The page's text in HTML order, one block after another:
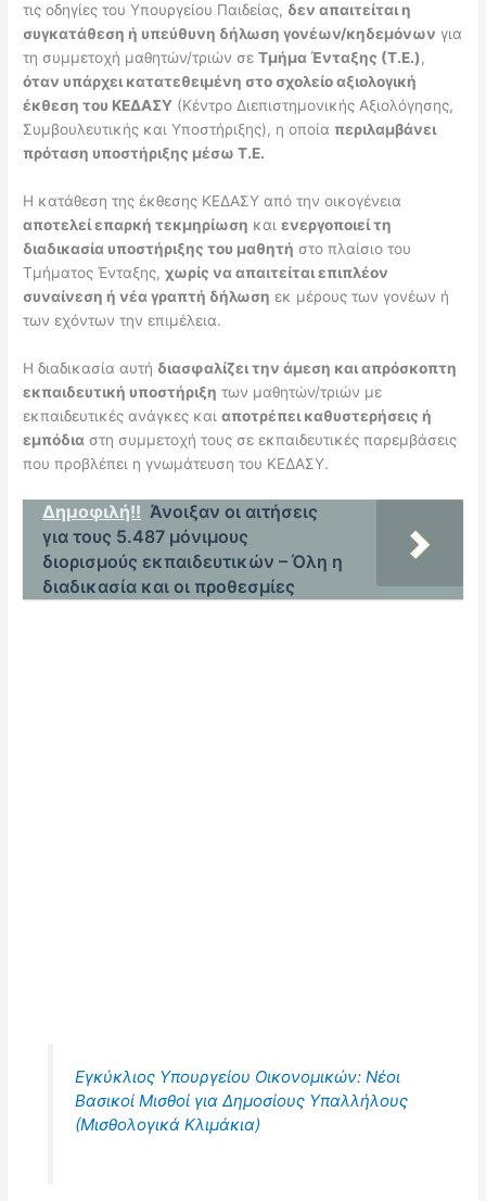
τις οδηγίες του Υπουργείου Παιδείας, δεν απαιτείται η
συγκατάθεση ή υπεύθυνη δήλωση γονέων/κηδεμόνων για
τη συμμετοχή μαθητών/τριών σεΤμήμα Ένταξης (Τ.Ε.),
όταν υπάρχει κατατεθειμένη στο σχολείο αξιολογική
έκθεση του ΚΕΔΑΣΥ (Κέντρο Διεπιστημονικής Αξιολόγησης,
Συμβουλευτικής και Υποστήριξης), η οποία περιλαμβάνει
πρόταση υποστήριξης μέσω Τ.Ε.
Η κατάθεση της έκθεσης ΚΕΔΑΣΥ από την οικογένεια
αποτελεί επαρκή τεκμηρίωση καιενεργοποιεί τη
διαδικασία υποστήριξης του μαθητή στο πλαίσιο του
Τμήματος Ένταξης,χωρίς να απαιτείται επιπλέον
συναίνεση ή νέα γραπτή δήλωση εκ μέρους των γονέων ή
των εχόντων την επιμέλεια.
Η διαδικασία αυτή διασφαλίζει την άμεση και απρόσκοπτη
εκπαιδευτική υποστήριξη των μαθητών/τριών με
εκπαιδευτικές ανάγκες καιαποτρέπει καθυστερήσεις ή
εμπόδια στη συμμετοχή τους σε εκπαιδευτικές παρεμβάσεις
που προβλέπει η γνωμάτευση του ΚΕΔΑΣΥ.
Δημοφιλή!! Άνοιξαν οι αιτήσεις
για τους 5.487 μόνιμους
διορισμούς εκπαιδευτικών – Όλη η
διαδικασία και οι προθεσμίες
Εγκύκλιος Υπουργείου Οικονομικών: Νέοι
Βασικοί Μισθοί για Δημοσίους Υπαλλήλους
(Μισθολογικά Κλιμάκια)